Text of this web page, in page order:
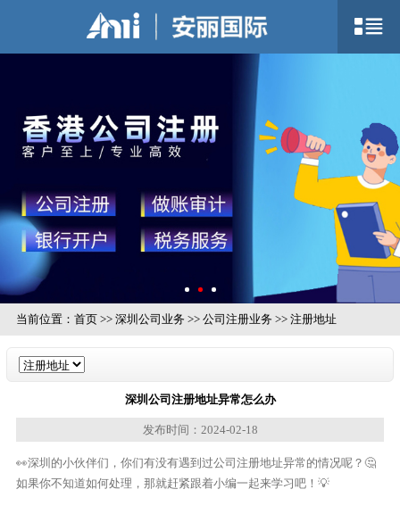
当前位置： 首页>> 深圳公司业务 >> 公司注册业务 >> 注册地址
深圳公司注册地址异常怎么办
发布时间：2024-02-18
👀深圳的小伙伴们，你们有没有遇到过公司注册地址异常的情况呢？🤔
如果你不知道如何处理，那就赶紧跟着小编一起来学习吧！💡